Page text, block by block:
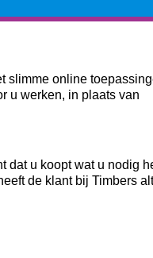
slimme online
u werken, in plaats van
dat u koopt wat u nodig
de klant bij Timbers